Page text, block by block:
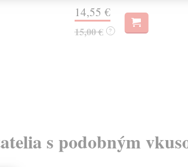
14,55 €
15,00 € ?
s podobným